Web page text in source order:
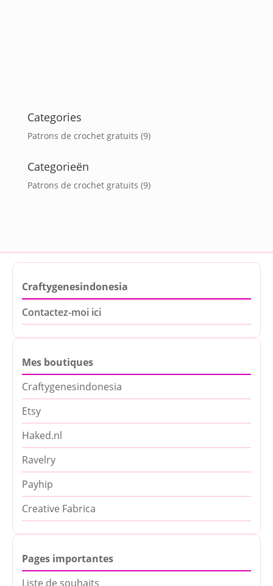
Categories
Patrons de crochet gratuits (9)
Categorieën
Patrons de crochet gratuits (9)
Craftygenesindonesia
Contactez-moi ici
Mes boutiques
Craftygenesindonesia
Etsy
Haked.nl
Ravelry
Payhip
Creative Fabrica
Pages importantes
Liste de souhaits